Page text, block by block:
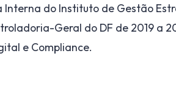
do Instituto de Gestão
Geral do DF de 2019 a
e Compliance.